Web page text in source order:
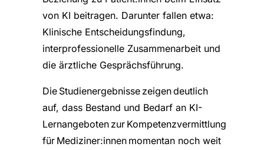
von KI beitragen. Darunter fallen etwa:
Klinische Entscheidungsfindung,
interprofessionelle Zusammenarbeit und
die ärztliche Gesprächsführung.
Die Studienergebnisse zeigen deutlich
auf, dass Bestand und Bedarf an KI-
Lernangeboten zur Kompetenzvermittlung
für Mediziner:innen momentan noch weit